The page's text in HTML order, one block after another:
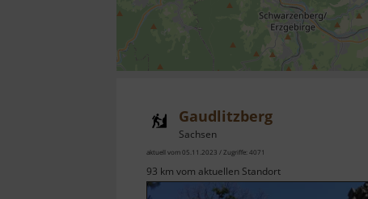
Gaudlitzberg
Sachsen
aktuell vom 05.11.2023 / Zugriffe: 4071
93 km vom aktuellen Standort